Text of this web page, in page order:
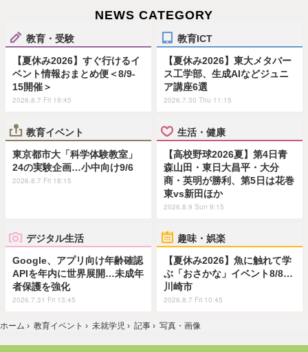
NEWS CATEGORY
教育・受験
【夏休み2026】すぐ行けるイ
ベント情報おまとめ便＜8/9-
15開催＞
2026.8.7 Fri 19:45
教育ICT
【夏休み2026】東大メタバー
ス工学部、生成AIなどジュニ
ア講座6選
2026.7.30 Thu 11:15
教育イベント
東京都市大「科学体験教室」
24の実験企画…小中向け9/6
2026.8.7 Fri 18:15
生活・健康
【高校野球2026夏】第4日青
森山田・東日大昌平・大分
商・英明が勝利、第5日は花巻
東vs新田ほか
2026.8.9 Sun 9:15
デジタル生活
Google、アプリ向け年齢確認
APIを年内に世界展開…未成年
者保護を強化
2026.7.31 Fri 13:45
趣味・娯楽
【夏休み2026】魚に触れて学
ぶ「おさかな」イベント8/8…
川崎市
2026.8.7 Fri 10:45
ホーム › 教育イベント › 未就学児 › 記事 › 写真・画像